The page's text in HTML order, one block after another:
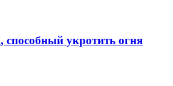
способный укротить огня